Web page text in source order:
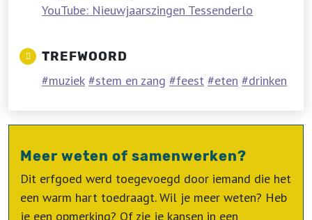
YouTube: Nieuwjaarszingen Tessenderlo
TREFWOORD
muziek stem en zang feest eten drinken
Meer weten of samenwerken?
Dit erfgoed werd toegevoegd door iemand die het
een warm hart toedraagt. Wil je meer weten? Heb
je een opmerking? Of zie je kansen in een